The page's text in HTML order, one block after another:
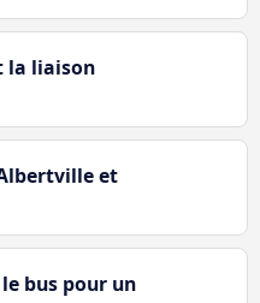
la liaison
et
bus pour un